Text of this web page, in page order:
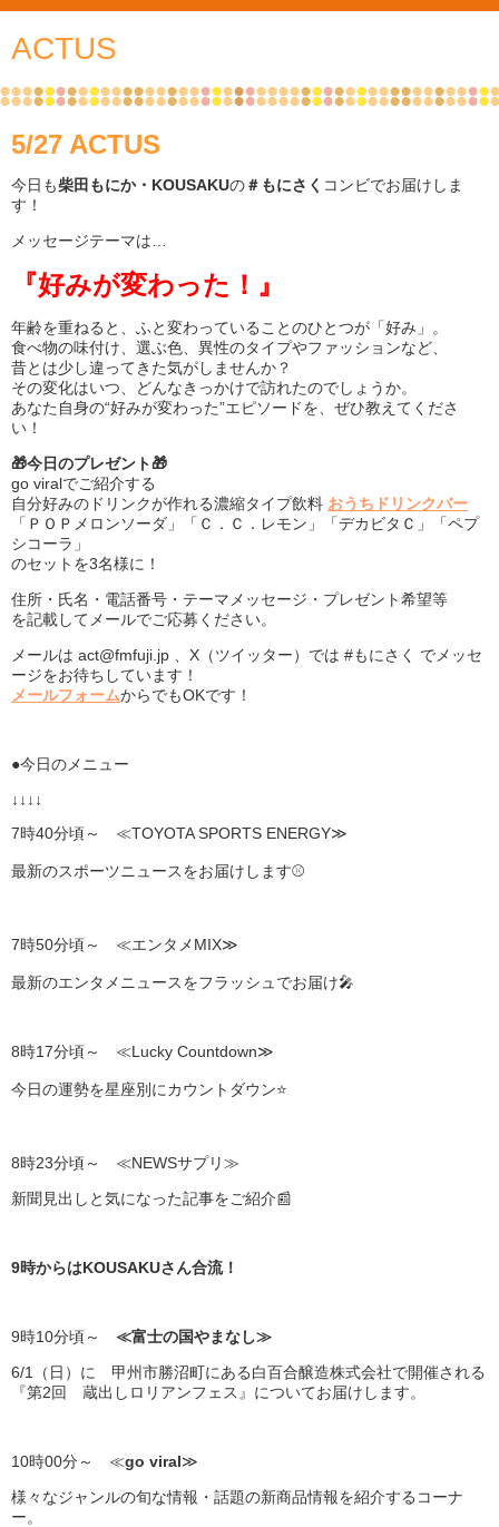
ACTUS
5/27 ACTUS
今日も柴田もにか・KOUSAKUの＃もにさく コンビでお届けしま
す！
メッセージテーマは…
『好みが変わった！』
年齢を重ねると、ふと変わっていることのひとつが「好み」。
食べ物の味付け、選ぶ色、異性のタイプやファッションなど、
昔とは少し違ってきた気がしませんか？
その変化はいつ、どんなきっかけで訪れたのでしょうか。
あなた自身の“好みが変わった”エピソードを、ぜひ教えてくださ
い！
🎁今日のプレゼント🎁
go viralでご紹介する
自分好みのドリンクが作れる濃縮タイプ飲料 おうちドリンクバー
「ＰＯＰメロンソーダ」「Ｃ．Ｃ．レモン」「デカビタＣ」「ペプ
シコーラ」
のセットを3名様に！
住所・氏名・電話番号・テーマメッセージ・プレゼント希望等
を記載してメールでご応募ください。
メールは act@fmfuji.jp 、X（ツイッター）では #もにさく でメッセ
ージをお待ちしています！
メールフォームからでもOKです！
●今日のメニュー
↓↓↓↓
7時40分頃～ ≪TOYOTA SPORTS ENERGY≫
最新のスポーツニュースをお届けします⚾
7時50分頃～ ≪エンタメMIX≫
最新のエンタメニュースをフラッシュでお届け🎤
8時17分頃～ ≪Lucky Countdown≫
今日の運勢を星座別にカウントダウン⭐
8時23分頃～ ≪NEWSサプリ≫
新聞見出しと気になった記事をご紹介📰
9時からはKOUSAKUさん合流！
9時10分頃～ ≪富士の国やまなし≫
6/1（日）に 甲州市勝沼町にある白百合醸造株式会社で開催される
『第2回 蔵出しロリアンフェス』についてお届けします。
10時00分～ ≪go viral≫
様々なジャンルの旬な情報・話題の新商品情報を紹介するコーナ
ー。